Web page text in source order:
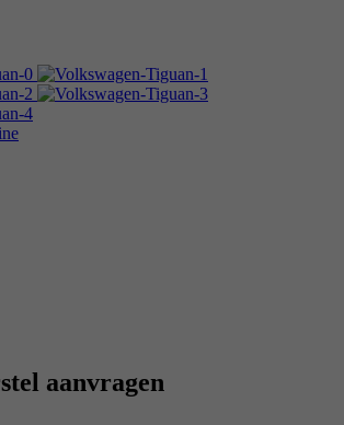
aanvragen